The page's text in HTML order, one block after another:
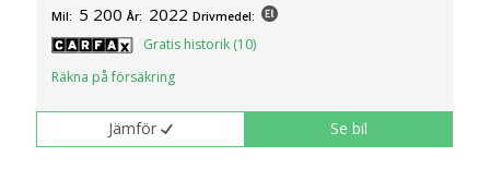
Mil: 5 200 År: 2022 Drivmedel:
Gratis historik (10)
Räkna på försäkring
Jämför Se bil